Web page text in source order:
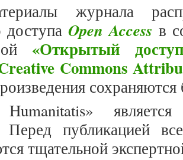
журнала
доступаOpen Access в
«Открытый
Commons
Humanitatis»
Перед публикацией
тщательной